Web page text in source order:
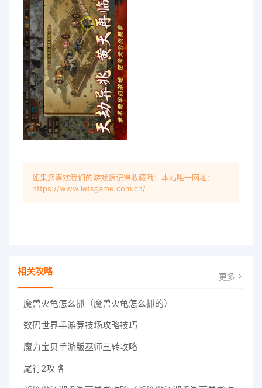
如果您喜欢我们的游戏请记得收藏哦！本站唯一网址：
https://www.letsgame.com.cn/
相关攻略 更多
魔兽火龟怎么抓（魔兽火龟怎么抓的）
数码世界手游竞技场攻略技巧
魔力宝贝手游版巫师三转攻略
尾行2攻略